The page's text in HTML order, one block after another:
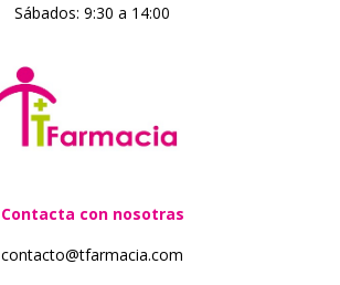
Sábados: 9:30 a 14:00
Contacta con nosotras
contacto@tfarmacia.com